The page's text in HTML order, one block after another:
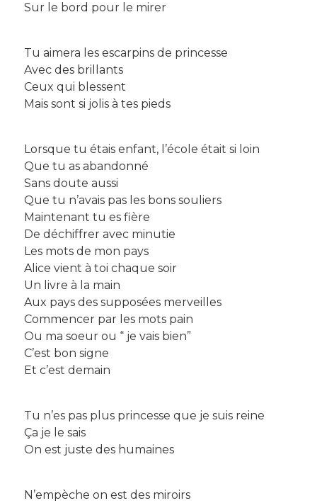
Sur le bord pour le mirer
Tu aimera les escarpins de princesse
Avec des brillants
Ceux qui blessent
Mais sont si jolis à tes pieds
Lorsque tu étais enfant, l’école était si loin
Que tu as abandonné
Sans doute aussi
Que tu n’avais pas les bons souliers
Maintenant tu es fière
De déchiffrer avec minutie
Les mots de mon pays
Alice vient à toi chaque soir
Un livre à la main
Aux pays des supposées merveilles
Commencer par les mots pain
Ou ma soeur ou “ je vais bien”
C’est bon signe
Et c’est demain
Tu n’es pas plus princesse que je suis reine
Ça je le sais
On est juste des humaines
N’empèche on est des miroirs